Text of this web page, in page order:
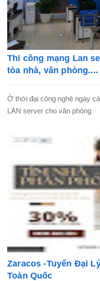
Thi công mạng Lan
tòa nhà, văn phòng....
Ở thời đại công nghệ ngày
LAN server cho văn phòng
Zaracos -Tuyển Đại
Toàn Quốc